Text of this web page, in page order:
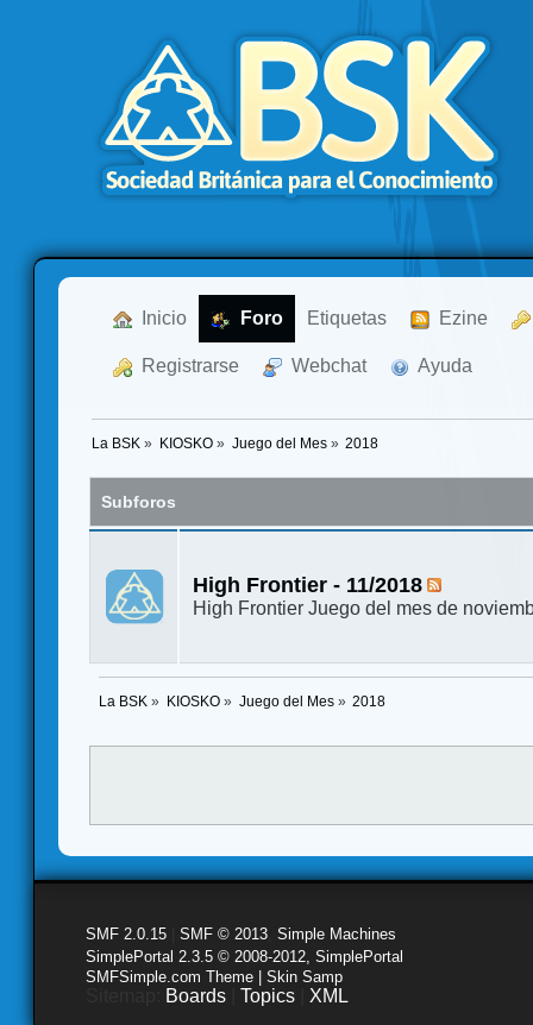
Inicio Foro Etiquetas Ezine
Registrarse Webchat Ayuda
La BSK » KIOSKO» Juego del Mes» 2018
Subforos
High Frontier - 11/2018
High Frontier Juego del mes de
La BSK » KIOSKO» Juego del Mes» 2018
SMF 2.0.15 SMF © 2013 Simple Machines
SimplePortal 2.3.5 © 2008-2012, SimplePortal
SMFSimple.com Theme | Skin Samp
Boards Topics XML